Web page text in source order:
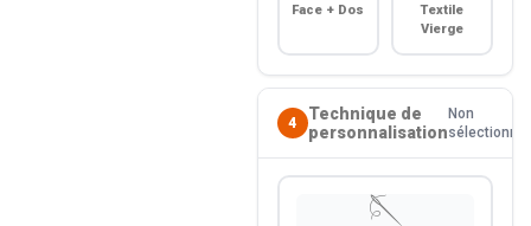
Face + Dos
Textile
Vierge
4
Technique de
personnalisation
Non
sélectionné
🪡